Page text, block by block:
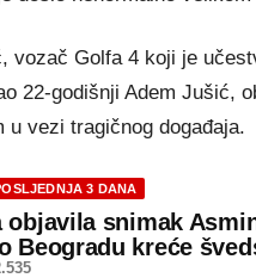
vozač Golfa 4 koji je
22-godišnji Adem Jušić,
u vezi tragičnog događaja.
3 DANA
objavila snimak
Beogradu kreće